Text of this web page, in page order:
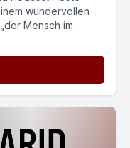
wundervollen
Mensch im